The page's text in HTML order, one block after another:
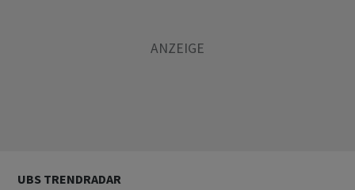
UBS TRENDRADAR